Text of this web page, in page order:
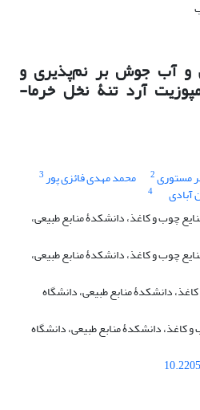
و آب جوش بر نم‌پذیری و
آرد تنۀ نخل خرما-
مستوری2 محمد مهدی فائزی پور3
آبادی
4
چوب و کاغذ، دانشکدۀ منابع طبیعی،
چوب و کاغذ، دانشکدۀ منابع طبیعی،
دانشکدۀ منابع طبیعی، دانشگاه
کاغذ، دانشکدۀ منابع طبیعی، دانشگاه